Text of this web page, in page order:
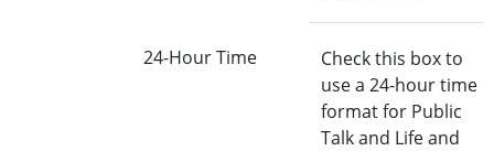
24-Hour Time
Check this box to
use a 24-hour time
format for Public
Talk and Life and